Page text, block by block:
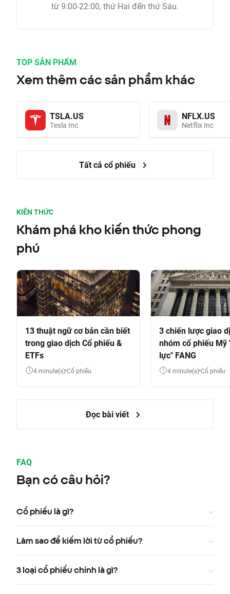
từ 9:00-22:00, thứ Hai đến thứ Sáu.
TOP SẢN PHẨM
Xem thêm các sản phẩm khác
TSLA.US
Tesla Inc
NFLX.US
Netflix Inc
Tất cả cổ phiếu
KIẾN THỨC
Khám phá kho kiến thức phong
phú
13 thuật ngữ cơ bản cần biết
trong giao dịch Cổ phiếu &
ETFs
4 minute(s) Cổ phiếu
3 chiến lược giao
nhóm cổ phiếu Mỹ
lực" FANG
4 minute(s) Cổ phiếu
Đọc bài viết
FAQ
Bạn có câu hỏi?
Cổ phiếu là gì?
Làm sao để kiếm lời từ cổ phiếu?
3 loại cổ phiếu chính là gì?